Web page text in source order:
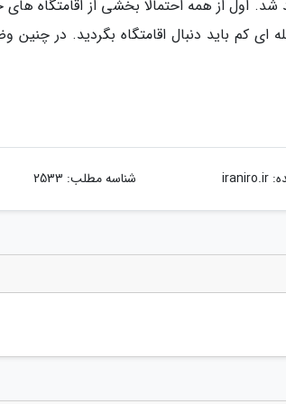
اول از همه احتمالا بخشی از اقامتگاه
کم باید دنبال اقامتگاه بگردید. در چنین
iraniro.ir شناسه مطلب: 2533